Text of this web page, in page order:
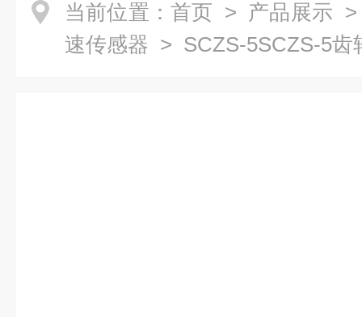
当前位置： 首页 > 产品展示
速传感器 > SCZS-5SCZS-5齿